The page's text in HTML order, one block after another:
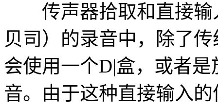
传声器拾取和直接输
贝司）的录音中，除了
会使用一个D|盒，或者
音。由于这种直接输入